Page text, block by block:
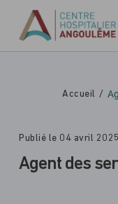
Accueil
Publié le 04 avril 2025
Agent des